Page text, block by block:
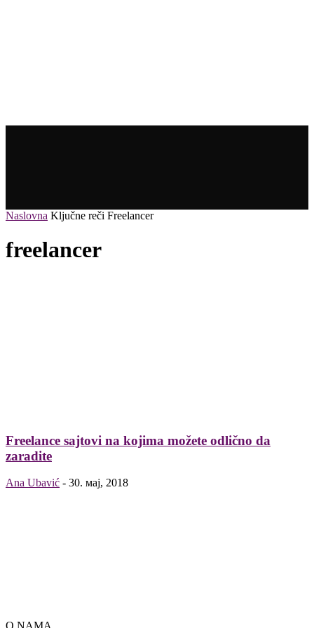
Naslovna Ključne reči Freelancer
freelancer
Freelance sajtovi na kojima možete odlično da
zaradite
Ana Ubavić - 30. мај, 2018